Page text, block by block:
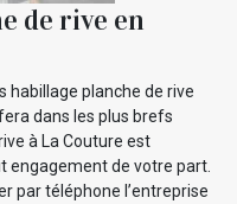
de rive en
habillage planche de rive
dans les plus brefs
à La Couture est
de votre part.
par téléphone l’entreprise